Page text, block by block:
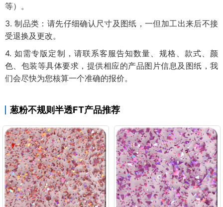
等）。
3. 制品类：请先仔细确认尺寸及图纸，一但加工出来后不接
受退换及更改。
4. 如需专版定制，请联系客服告知数量、规格、款式、颜
色、包装等具体要求，提供相应的产品图片信息及图纸，我
们会尽快为您核算一个准确的报价。
葱粉不规则半透FT产品推荐